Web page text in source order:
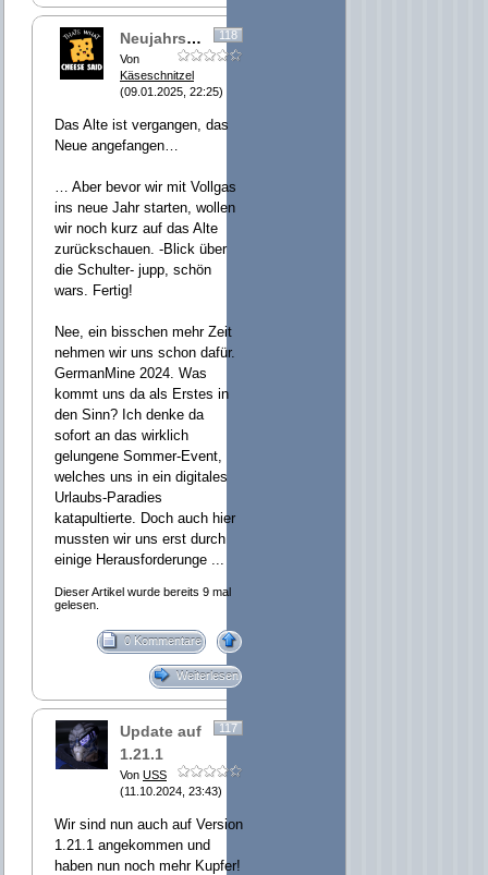
118
Neujahrsgruß
Von
Käseschnitzel
(09.01.2025, 22:25)
Das Alte ist vergangen, das
Neue angefangen…
… Aber bevor wir mit Vollgas
ins neue Jahr starten, wollen
wir noch kurz auf das Alte
zurückschauen. -Blick über
die Schulter- jupp, schön
wars. Fertig!
Nee, ein bisschen mehr Zeit
nehmen wir uns schon dafür.
GermanMine 2024. Was
kommt uns da als Erstes in
den Sinn? Ich denke da
sofort an das wirklich
gelungene Sommer-Event,
welches uns in ein digitales
Urlaubs-Paradies
katapultierte. Doch auch hier
mussten wir uns erst durch
einige Herausforderunge ...
Dieser Artikel wurde bereits 9 mal
gelesen.
0 Kommentare
Weiterlesen
117
Update auf
1.21.1
Von USS
(11.10.2024, 23:43)
Wir sind nun auch auf Version
1.21.1 angekommen und
haben nun noch mehr Kupfer!